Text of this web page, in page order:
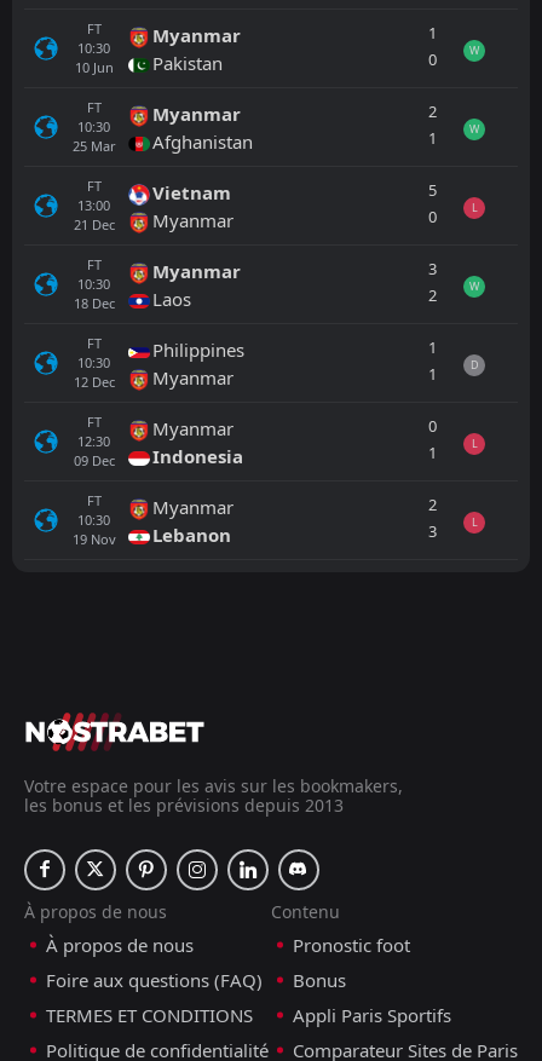
FT
10:30
10 Jun
Myanmar
Pakistan
1
0
W
FT
10:30
25 Mar
Myanmar
Afghanistan
2
1
W
FT
13:00
21 Dec
Vietnam
Myanmar
5
0
L
FT
10:30
18 Dec
Myanmar
Laos
3
2
W
FT
10:30
12 Dec
Philippines
Myanmar
1
1
D
FT
12:30
09 Dec
Myanmar
Indonesia
0
1
L
FT
10:30
19 Nov
Myanmar
Lebanon
2
3
L
09Jan
Kyrgyzstan
14:00
09Jun
Syria
FT
05Jun
Belarus
Syria
FT
16:15
31Mar
Syria
Afghanistan
Votre espace pour les avis sur les bookmakers,
les bonus et les prévisions depuis 2013
À propos de nous
À propos de nous
Foire aux questions (FAQ)
TERMES ET CONDITIONS
Politique de confidentialité
Contenu
Pronostic foot
Bonus
Appli Paris Sportifs
Comparateur Sites de Paris